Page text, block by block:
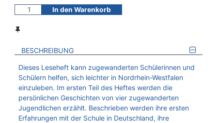
In den Warenkorb
BESCHREIBUNG
Dieses Leseheft kann zugewanderten Schülerinnen und
Schülern helfen, sich leichter in Nordrhein-Westfalen
einzuleben. Im ersten Teil des Heftes werden die
persönlichen Geschichten von vier zugewanderten
Jugendlichen erzählt. Beschrieben werden ihre ersten
Erfahrungen mit der Schule in Deutschland, ihre